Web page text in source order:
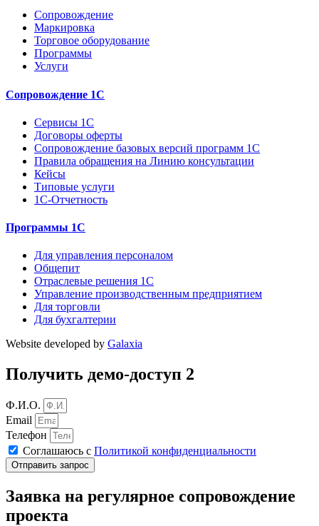
Сопровождение
Маркировка
Торговое оборудование
Программы
Услуги
Сопровождение 1С
Сервисы 1С
Договоры оферты
Сопровождение базовых версий программ 1С
Правила обращения на Линию консультации
Кейсы
Типовые услуги
1С-Отчетность
Программы 1С
Для управления персоналом
Общепит
Отраслевые решения 1С
Управление производственным предприятием
Для торговли
Для бухгалтерии
Website developed by Galaxia
Получить демо-доступ 2
Ф.И.О.
Email
Телефон
Соглашаюсь с Политикой конфиденциальности
Отправить запрос
Заявка на регулярное сопровождение
проекта